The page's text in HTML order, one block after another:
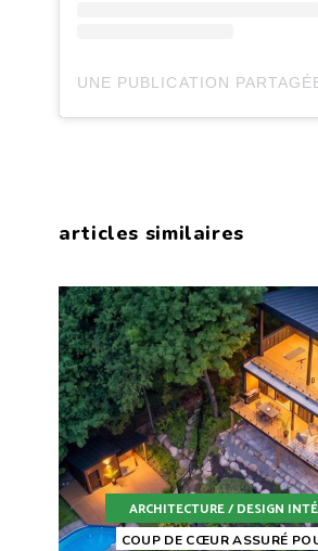
articles similaires
ARCHITECTURE / DESIGN
COUP DE CŒUR ASSURÉ